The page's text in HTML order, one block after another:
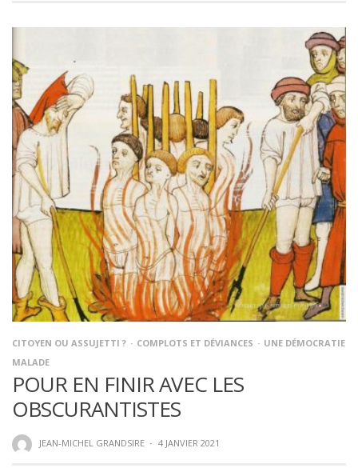
CITOYEN OU ASSUJETTI ? COMPLOTS ET DÉVIANCES
UNE DÉMOCRATIE
MALADE
POUR EN FINIR AVEC LES
OBSCURANTISTES
JEAN-MICHEL GRANDSIRE · 4 JANVIER 2021